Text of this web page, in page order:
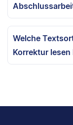
Welche
Korrektur lesen